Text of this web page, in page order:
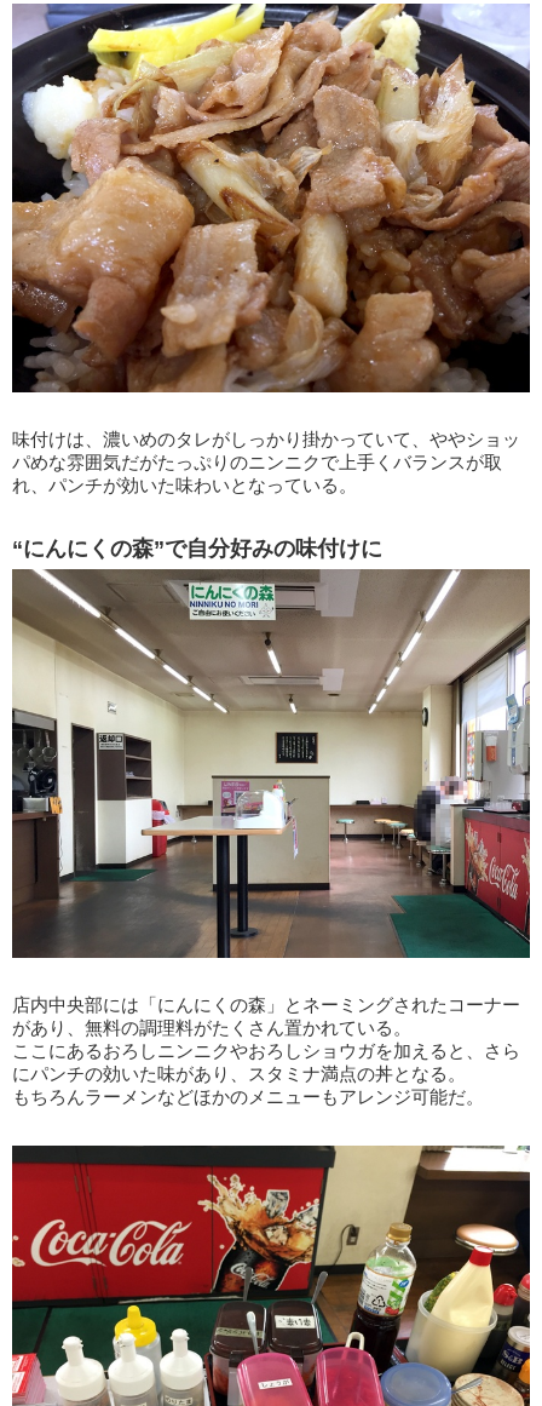
味付けは、濃いめのタレがしっかり掛かっていて、ややショッ
パめな雰囲気だがたっぷりのニンニクで上手くバランスが取
れ、パンチが効いた味わいとなっている。
“にんにくの森”で自分好みの味付けに
店内中央部には「にんにくの森」とネーミングされたコーナー
があり、無料の調理料がたくさん置かれている。
ここにあるおろしニンニクやおろしショウガを加えると、さら
にパンチの効いた味があり、スタミナ満点の丼となる。
もちろんラーメンなどほかのメニューもアレンジ可能だ。